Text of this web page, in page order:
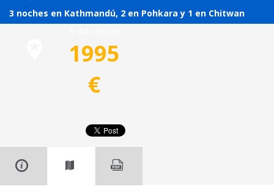
3 noches en Kathmandú, 2 en Pohkara y 1 en Chitwan
1995
€